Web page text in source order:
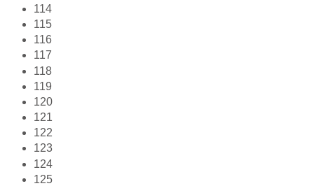
114
115
116
117
118
119
120
121
122
123
124
125